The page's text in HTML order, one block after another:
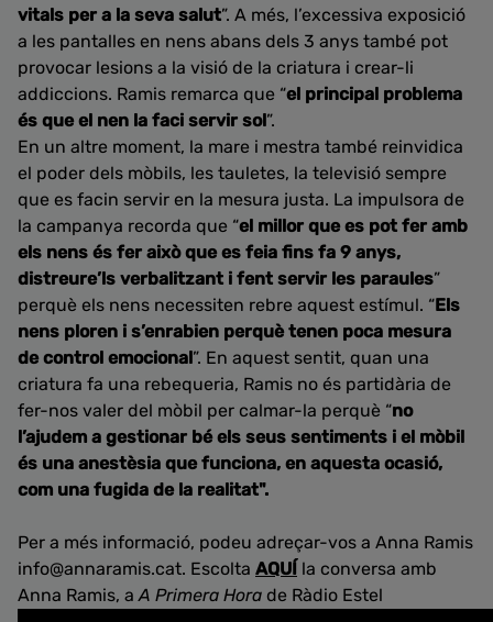
vitals per a la seva salut”. A més, l’excessiva exposició
a les pantalles en nens abans dels 3 anys també pot
provocar lesions a la visió de la criatura i crear-li
addiccions. Ramis remarca que “el principal problema
és que el nen la faci servir sol”.
En un altre moment, la mare i mestra també reinvidica
el poder dels mòbils, les tauletes, la televisió sempre
que es facin servir en la mesura justa. La impulsora de
la campanya recorda que “el millor que es pot fer amb
els nens és fer això que es feia fins fa 9 anys,
distreure’ls verbalitzant i fent servir les paraules”
perquè els nens necessiten rebre aquest estímul. “Els
nens ploren i s’enrabien perquè tenen poca mesura
de control emocional”. En aquest sentit, quan una
criatura fa una rebequeria, Ramis no és partidària de
fer-nos valer del mòbil per calmar-la perquè “no
l’ajudem a gestionar bé els seus sentiments i el mòbil
és una anestèsia que funciona, en aquesta ocasió,
com una fugida de la realitat".
Per a més informació, podeu adreçar-vos a Anna Ramis
info@annaramis.cat. Escolta AQUÍ la conversa amb
Anna Ramis, aA Primera Hora de Ràdio Estel